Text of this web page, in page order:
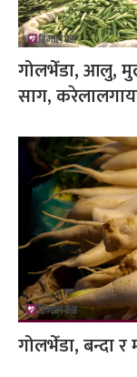
गोलभेँडा, आलु,
साग,
गोलभेँडा, बन्दा